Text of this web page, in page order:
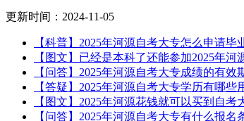
更新时间：2024-11-05
【科普】2025年河源自考大专怎么申请毕
【图文】已经是本科了还能参加2025年河
【问答】2025年河源自考大专成绩的有效
【答疑】2025年河源自考大专学历有哪些
【图文】2025年河源花钱就可以买到自考
【问答】2025年河源自考大专有什么报名